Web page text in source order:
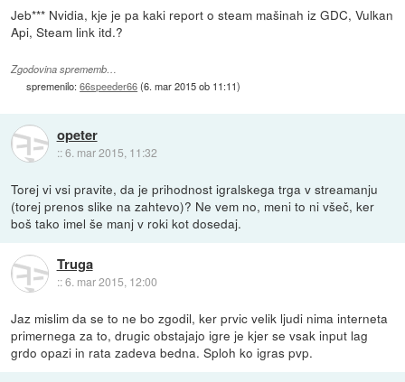
Jeb*** Nvidia, kje je pa kaki report o steam mašinah iz GDC, Vulkan
Api, Steam link itd.?
Zgodovina sprememb…
spremenilo:66speeder66(6. mar 2015 ob 11:11)
opeter
::6. mar 2015, 11:32
Torej vi vsi pravite, da je prihodnost igralskega trga v streamanju
(torej prenos slike na zahtevo)? Ne vem no, meni to ni všeč, ker
boš tako imel še manj v roki kot dosedaj.
Truga
::6. mar 2015, 12:00
Jaz mislim da se to ne bo zgodil, ker prvic velik ljudi nima interneta
primernega za to, drugic obstajajo igre je kjer se vsak input lag
grdo opazi in rata zadeva bedna. Sploh ko igras pvp.